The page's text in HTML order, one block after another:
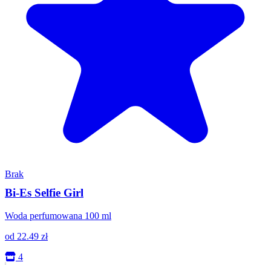
Brak
Bi-Es Selfie Girl
Woda perfumowana 100 ml
od 22.49 zł
4